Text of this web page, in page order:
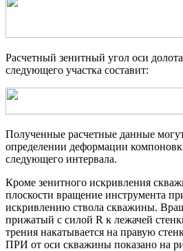
Расчетный зенитный угол оси
следующего участка составит:
Полученные расчетные данные
определении деформации
следующего интервала.
Кроме зенитного искривления
плоскости вращение инструмента
искривлению ствола скважины.
прижатый с силой R к лежачей
трения накатывается на правую
ПРИ от оси скважины показано на